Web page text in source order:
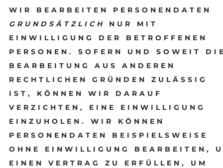
WIR BEARBEITEN PERSONENDATEN
GRUNDSÄTZLICH
NUR MIT
EINWILLIGUNG DER BETROFFENEN
PERSONEN. SOFERN UND SOWEIT
BEARBEITUNG AUS ANDEREN
RECHTLICHEN GRÜNDEN ZULÄSSIG
IST, KÖNNEN WIR DARAUF
VERZICHTEN, EINE EINWILLIGUNG
EINZUHOLEN. WIR KÖNNEN
PERSONENDATEN BEISPIELSWEISE
OHNE EINWILLIGUNG BEARBEITEN,
EINEN VERTRAG ZU ERFÜLLEN, UM